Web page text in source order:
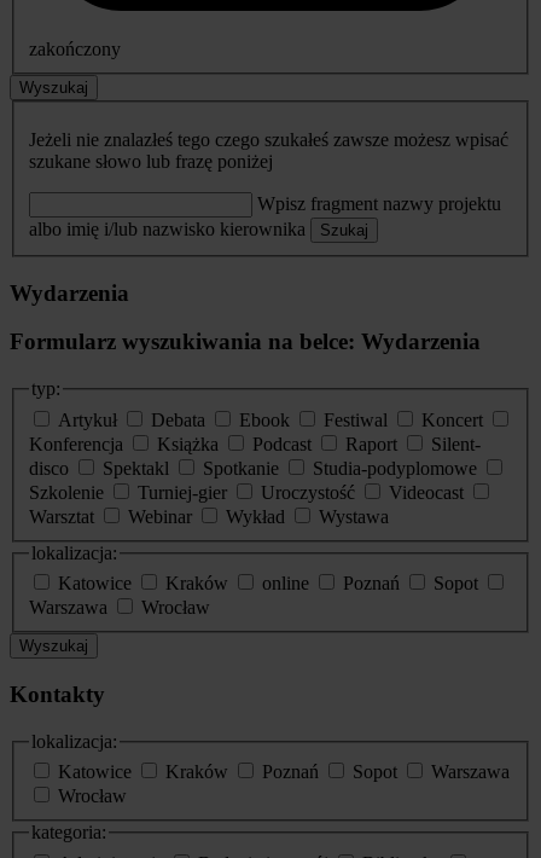
zakończony
Wyszukaj
Jeżeli nie znalazłeś tego czego szukałeś zawsze możesz wpisać
szukane słowo lub frazę poniżej
Wpisz fragment nazwy projektu
albo imię i/lub nazwisko kierownika
Szukaj
Wydarzenia
Formularz wyszukiwania na belce: Wydarzenia
typ:
Artykuł
Debata Ebook Festiwal
Koncert
Konferencja
Książka Podcast Raport
Silent-
disco
Spektakl Spotkanie
Studia-podyplomowe
Szkolenie
Turniej-gier Uroczystość
Videocast
Warsztat
Webinar Wykład
Wystawa
lokalizacja:
Katowice
Kraków online Poznań
Sopot
Warszawa
Wrocław
Wyszukaj
Kontakty
lokalizacja:
Katowice
Kraków Poznań Sopot
Warszawa
Wrocław
kategoria: